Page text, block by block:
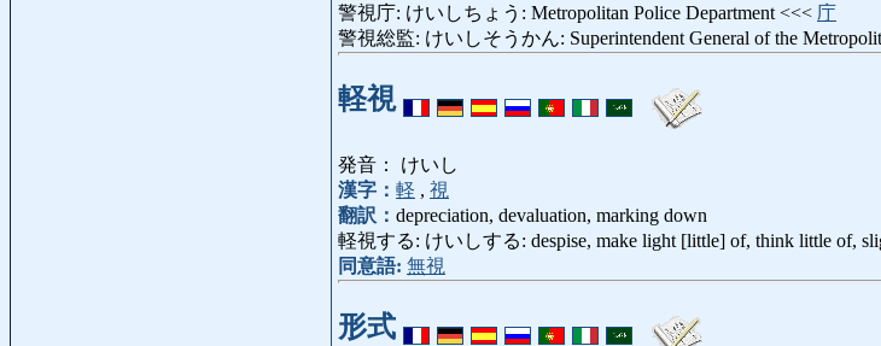
警視庁: けいしちょう: Metropolitan Police Department <<< 庁
警視総監: けいしそうかん: Superintendent General of the
軽視
発音： けいし
漢字： 軽 , 視
翻訳： depreciation, devaluation, marking down
軽視する: けいしする: despise, make light [little] of, think little of,
同意語: 無視
形式